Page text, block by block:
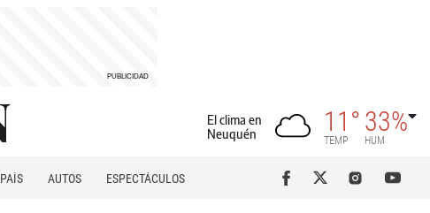
El clima en
Neuquén
11°
TEMP
33%
HUM
PAÍS AUTOS
ESPECTÁCULOS